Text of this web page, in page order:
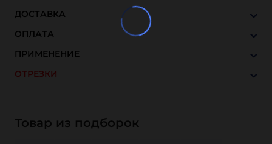
ДОСТАВКА
ОПЛАТА
ПРИМЕНЕНИЕ
ОТРЕЗКИ
Товар из подборок